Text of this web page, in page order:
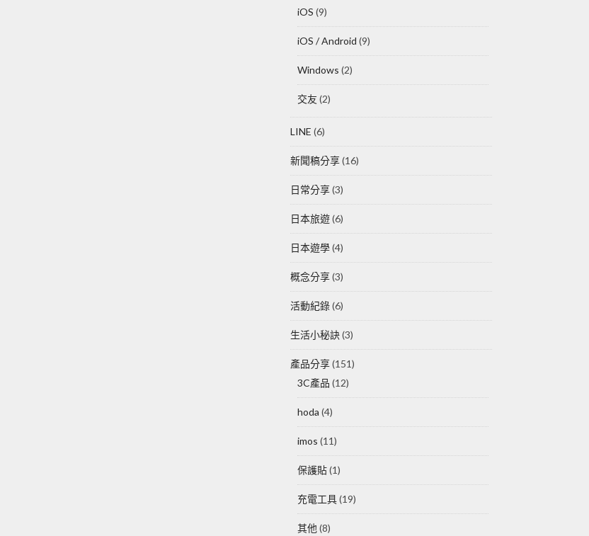
iOS (9)
iOS / Android (9)
Windows (2)
交友 (2)
LINE (6)
新聞稿分享(16)
日常分享(3)
日本旅遊(6)
日本遊學(4)
概念分享(3)
活動紀錄(6)
生活小秘訣(3)
產品分享(151)
3C產品 (12)
hoda (4)
imos (11)
保護貼(1)
充電工具(19)
其他 (8)